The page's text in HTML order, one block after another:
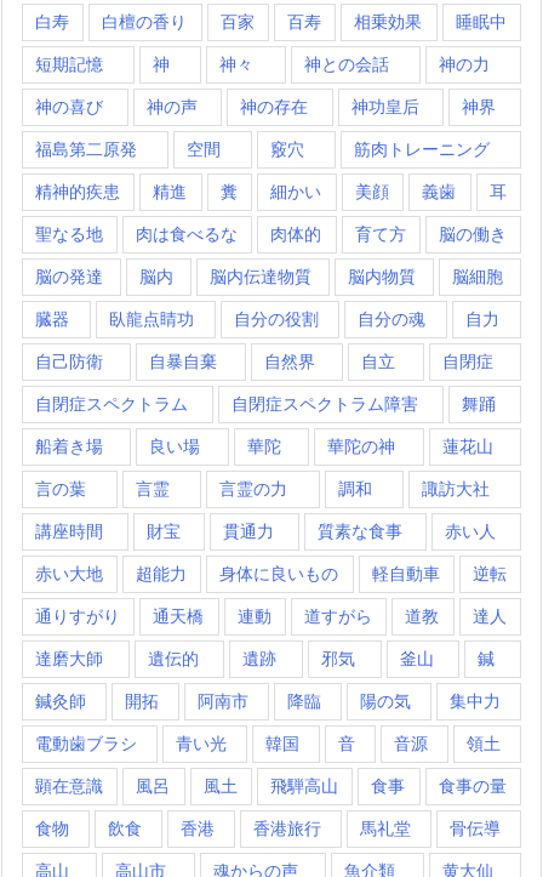
白寿 白檀の香り 百家 百寿 相乗効果 睡眠中
短期記憶 神 神々 神との会話 神の力
神の喜び 神の声 神の存在 神功皇后 神界
福島第二原発 空間 竅穴 筋肉トレーニング
精神的疾患 精進 糞 細かい 美顔 義歯 耳
聖なる地 肉は食べるな 肉体的 育て方 脳の働き
脳の発達 脳内 脳内伝達物質 脳内物質 脳細胞
臓器 臥龍点睛功 自分の役割 自分の魂 自力
自己防衛 自暴自棄 自然界 自立 自閉症
自閉症スペクトラム 自閉症スペクトラム障害 舞踊
船着き場 良い場 華陀 華陀の神 蓮花山
言の葉 言霊 言霊の力 調和 諏訪大社
講座時間 財宝 貫通力 質素な食事 赤い人
赤い大地 超能力 身体に良いもの 軽自動車 逆転
通りすがり 通天橋 連動 道すがら 道教 達人
達磨大師 遺伝的 遺跡 邪気 釜山 鍼
鍼灸師 開拓 阿南市 降臨 陽の気 集中力
電動歯ブラシ 青い光 韓国 音 音源 領土
顕在意識 風呂 風土 飛騨高山 食事 食事の量
食物 飲食 香港 香港旅行 馬礼堂 骨伝導
高山 高山市 魂からの声 魚介類 黄大仙